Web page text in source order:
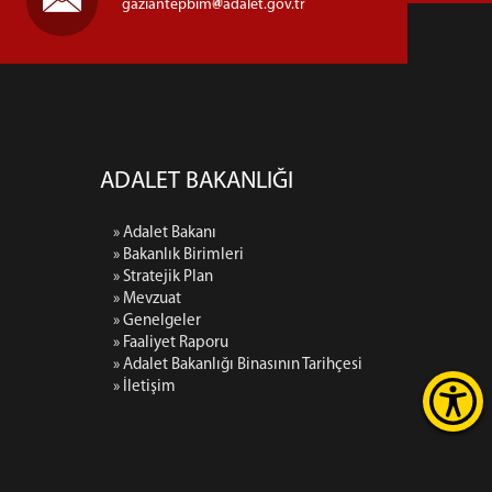
gaziantepbim adalet.gov.tr
ADALET BAKANLIĞI
» Adalet Bakanı
» Bakanlık Birimleri
» Stratejik Plan
» Mevzuat
» Genelgeler
» Faaliyet Raporu
» Adalet Bakanlığı Binasının Tarihçesi
» İletişim